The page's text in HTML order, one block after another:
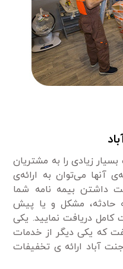
زیادی را به مشتریان
آنها می‌توان به ارائه‌ی
داشتن بیمه نامه شما
حادثه، مشکل و یا پیش
دریافت نمایید. یکی
که یکی دیگر از خدمات
جنت آباد ارائه ی تخفیفات